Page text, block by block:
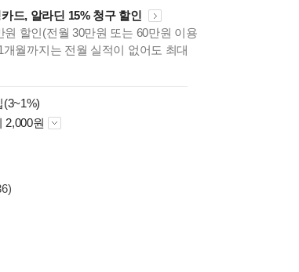
드, 알라딘 15% 청구 할인
원 할인(전월 30만원 또는 60만원 이용
월까지는 전월 실적이 없어도 최대
(3~1%)
2,000원